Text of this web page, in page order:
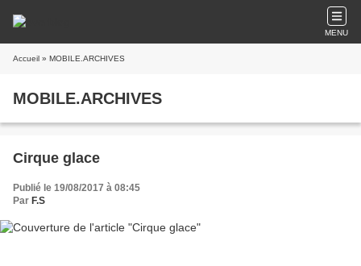
MENU
Accueil » MOBILE.ARCHIVES
MOBILE.ARCHIVES
Cirque glace
Publié le 19/08/2017 à 08:45
Par F.S